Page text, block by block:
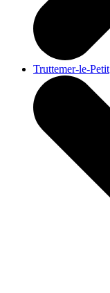
Truttemer-le-Petit